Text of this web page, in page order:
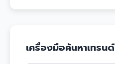
เครื่องมือค้นหาเทรนด์